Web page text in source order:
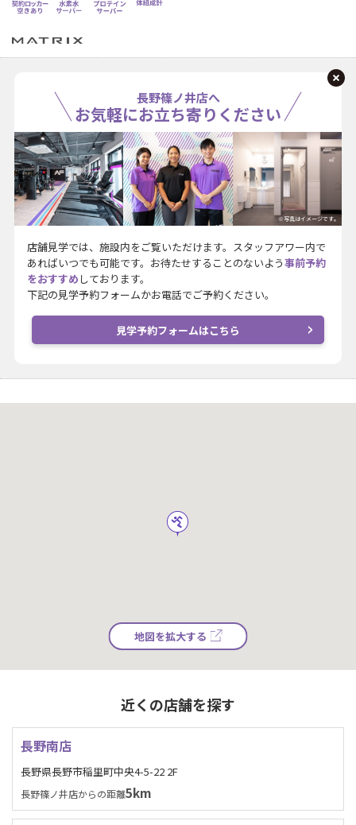
長野篠ノ井店へ
お気軽にお立ち寄りください
※写真はイメージです。
店舗見学では、施設内をご覧いただけます。スタッフアワー内で
あればいつでも可能です。お待たせすることのないよう事前予約
をおすすめ しております。
下記の見学予約フォームかお電話でご予約ください。
見学予約フォームはこちら
地図を拡大する
近くの店舗を探す
長野南店
長野県長野市稲里町中央4-5-22 2F
長野篠ノ井店からの距離5km